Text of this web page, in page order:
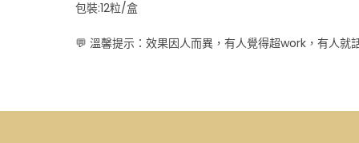
包裝:12粒/盒
💬 溫馨提示：效果因人而異，有人覺得超work，有人就